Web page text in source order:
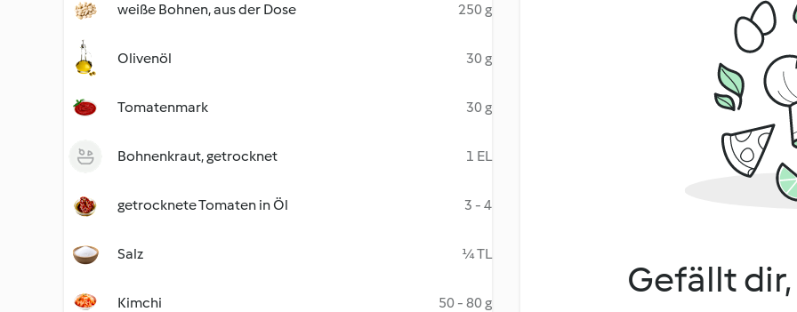
weiße Bohnen, aus der Dose 250 g
Olivenöl 30 g
Tomatenmark 30 g
Bohnenkraut, getrocknet 1 EL
getrocknete Tomaten in Öl 3 - 4
Salz ¼ TL
Kimchi 50 - 80 g
Gefällt